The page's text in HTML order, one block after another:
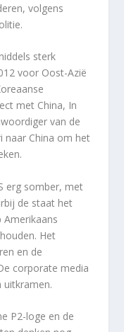
volgens
sterk
voor Oost-Azië
met China, In
van de
naar China om het
erg somber, met
de staat het
Amerikaans
Het
en de
corporate media
uitkramen.
P2-loge en de